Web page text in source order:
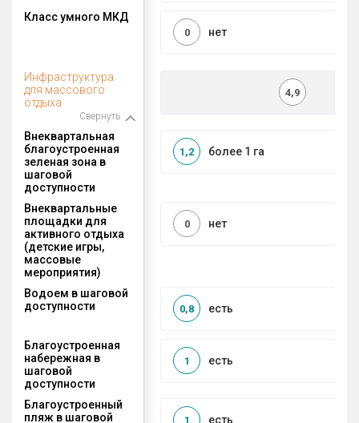
Класс умного МКД
нет
0
Инфраструктура
для массового
отдыха
Свернуть
4,9
Внеквартальная
благоустроенная
зеленая зона в
шаговой
доступности
более 1 га
1,2
Внеквартальные
площадки для
активного отдыха
(детские игры,
массовые
мероприятия)
нет
0
Водоем в шаговой
доступности
есть
0,8
Благоустроенная
набережная в
шаговой
доступности
есть
1
Благоустроенный
пляж в шаговой
есть
1